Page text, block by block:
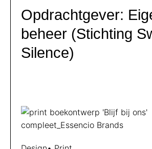
Opdrachtgever:
beheer (Stichting
Silence)